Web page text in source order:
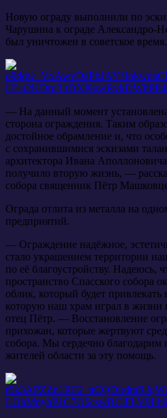
Новую ограду выполнили по
Чарушина к ограде Александро-
был уничтожен в советское время.
— На данный момент установлена
сторона ограждения. Таким
достойное обрамление и, что
с сохранившимися эскизами
архитектора Ивана
получило вторую жизнь, —
собора священник Пётр
Ограда отлита из металла на
предприятий.
— Ограждение надёжное,
стало украшением территории
по её благоустройству. Надеюсь,
пространство Спасского собора
облик, который будет
которую наш храм играл в жизни
отец Пётр. — Восстановление
прихожан, которые жертвуют
собора. Мы сердечно благодарим
жителей области за эту помощь.